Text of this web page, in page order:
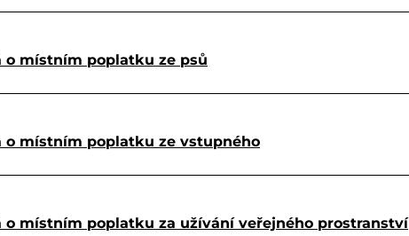
o místním poplatku ze psů
o místním poplatku ze vstupného
o místním poplatku za užívání veřejného prostranství